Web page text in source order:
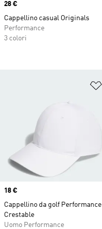
Price
28 €
Cappellino casual Originals
Performance
3 colori
Price
18 €
Cappellino da golf Performance
Crestable
Uomo Performance